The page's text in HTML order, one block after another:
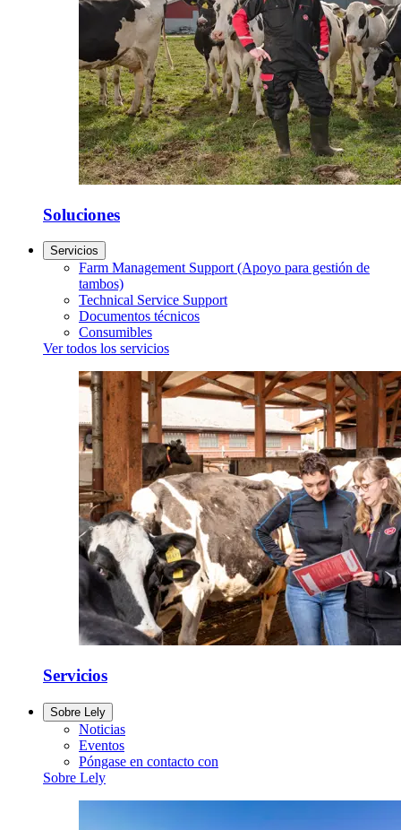
Soluciones
Servicios
Farm Management Support (Apoyo para gestión de
tambos)
Technical Service Support
Documentos técnicos
Consumibles
Ver todos los servicios
Servicios
Sobre Lely
Noticias
Eventos
Póngase en contacto con
Sobre Lely